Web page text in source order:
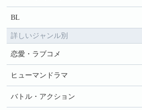
BL
詳しいジャンル別
恋愛・ラブコメ
ヒューマンドラマ
バトル・アクション